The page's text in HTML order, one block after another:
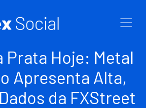
Prata Hoje: Metal
Apresenta Alta,
da FXStreet